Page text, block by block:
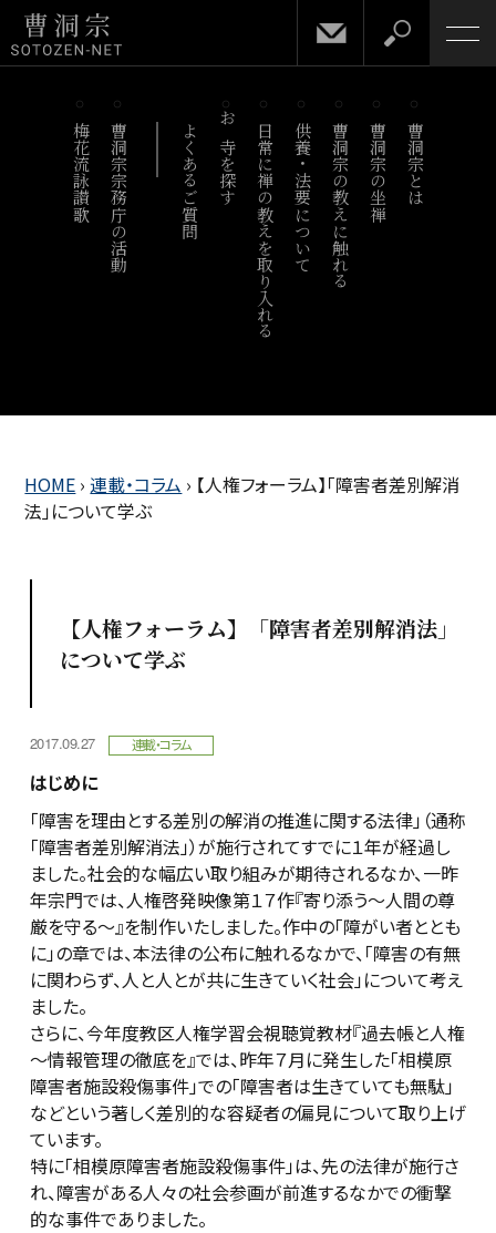
梅花流詠讃歌 曹洞宗宗務庁の活動 よくあるご質問 お寺を探す 日常に禅の教えを取り入れる供養・法要について曹洞宗の教えに触れる 曹洞宗の坐禅 曹洞宗とは
HOME › 連載・コラム › 【人権フォーラム】「障害者差別解消
法」について学ぶ
【人権フォーラム】「障害者差別解消法」
について学ぶ
2017.09.27 連載・コラム
はじめに
「障害を理由とする差別の解消の推進に関する法律」（通称
「障害者差別解消法」）が施行されてすでに１年が経過し
ました。社会的な幅広い取り組みが期待されるなか、一昨
年宗門では、人権啓発映像第１７作『寄り添う～人間の尊
厳を守る～』を制作いたしました。作中の「障がい者ととも
に」の章では、本法律の公布に触れるなかで、「障害の有無
に関わらず、人と人とが共に生きていく社会」について考え
ました。
さらに、今年度教区人権学習会視聴覚教材『過去帳と人権
～情報管理の徹底を』では、昨年７月に発生した「相模原
障害者施設殺傷事件」での「障害者は生きていても無駄」
などという著しく差別的な容疑者の偏見について取り上げ
ています。
特に「相模原障害者施設殺傷事件」は、先の法律が施行さ
れ、障害がある人々の社会参画が前進するなかでの衝撃
的な事件でありました。